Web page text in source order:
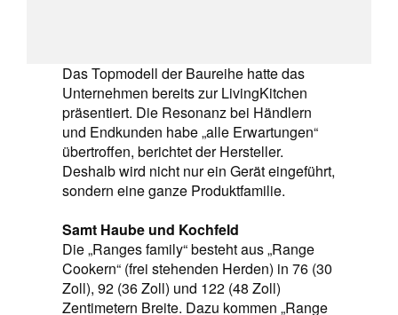
Das Topmodell der Baureihe hatte das
Unternehmen bereits zur LivingKitchen
präsentiert. Die Resonanz bei Händlern
und Endkunden habe „alle Erwartungen“
übertroffen, berichtet der Hersteller.
Deshalb wird nicht nur ein Gerät eingeführt,
sondern eine ganze Produktfamilie.
Samt Haube und Kochfeld
Die „Ranges family“ besteht aus „Range
Cookern“ (frei stehenden Herden) in 76 (30
Zoll), 92 (36 Zoll) und 122 (48 Zoll)
Zentimetern Breite. Dazu kommen „Range